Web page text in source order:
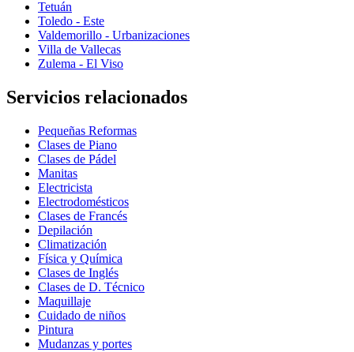
Tetuán
Toledo - Este
Valdemorillo - Urbanizaciones
Villa de Vallecas
Zulema - El Viso
Servicios relacionados
Pequeñas Reformas
Clases de Piano
Clases de Pádel
Manitas
Electricista
Electrodomésticos
Clases de Francés
Depilación
Climatización
Física y Química
Clases de Inglés
Clases de D. Técnico
Maquillaje
Cuidado de niños
Pintura
Mudanzas y portes